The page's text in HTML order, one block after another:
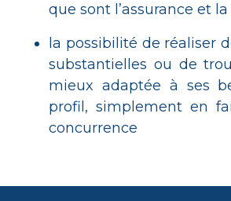
que sont l’assurance et
la possibilité de réaliser
substantielles ou de
mieux adaptée à ses
profil, simplement en
concurrence